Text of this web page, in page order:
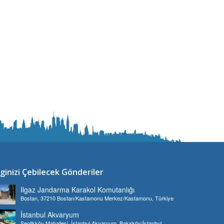
Çebilecek Gönderiler
Ilgaz Jandarma Karakol Komutanlığı
Bostan, 37210 Bostan/Kastamonu Merkez/Kastamonu, Türkiye
İstanbul Akvaryum